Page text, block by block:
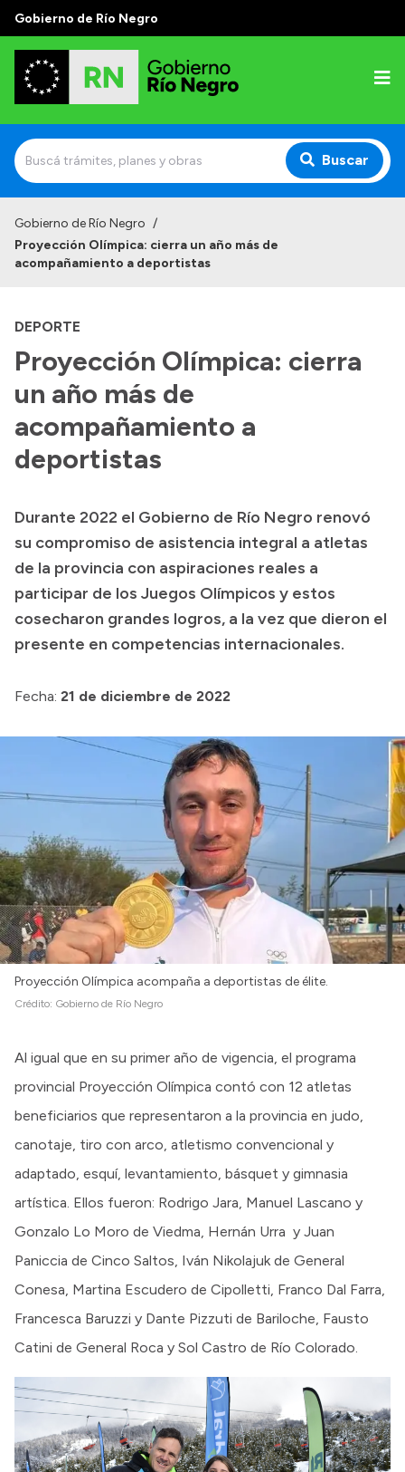
Gobierno de Río Negro
Buscar
Autoridades
Autoridades y Organismos
Discursos en la Legislatura
Casa de Gobierno
Acerca de Río Negro
Historia
Transparencia
Presupuesto
Compras y licitaciones
Consulta de expedientes
Consulta de pago a proveedores
Convocatorias
Login
Gobierno de Río Negro /
Proyección Olímpica: cierra un año más de
acompañamiento a deportistas
DEPORTE
Proyección Olímpica: cierra
un año más de
acompañamiento a
deportistas
Durante 2022 el Gobierno de Río Negro renovó
su compromiso de asistencia integral a atletas
de la provincia con aspiraciones reales a
participar de los Juegos Olímpicos y estos
cosecharon grandes logros, a la vez que dieron el
presente en competencias internacionales.
Fecha: 21 de diciembre de 2022
Proyección Olímpica acompaña a deportistas de élite.
Crédito: Gobierno de Río Negro
Al igual que en su primer año de vigencia, el programa
provincial Proyección Olímpica contó con 12 atletas
beneficiarios que representaron a la provincia en judo,
canotaje, tiro con arco, atletismo convencional y
adaptado, esquí, levantamiento, básquet y gimnasia
artística. Ellos fueron: Rodrigo Jara, Manuel Lascano y
Gonzalo Lo Moro de Viedma, Hernán Urra y Juan
Paniccia de Cinco Saltos, Iván Nikolajuk de General
Conesa, Martina Escudero de Cipolletti, Franco Dal Farra,
Francesca Baruzzi y Dante Pizzuti de Bariloche, Fausto
Catini de General Roca y Sol Castro de Río Colorado.